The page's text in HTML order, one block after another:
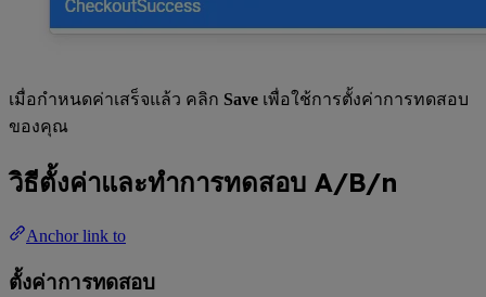
เมื่อกำหนดค่าเสร็จแล้ว คลิก Save เพื่อใช้การตั้งค่าการทดสอบ
ของคุณ
วิธีตั้งค่าและทำการทดสอบ A/B/n
Anchor link to
ตั้งค่าการทดสอบ